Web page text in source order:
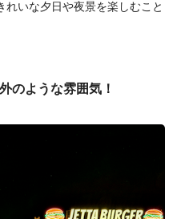
いな夕日や夜景を楽しむこと
のような雰囲気！